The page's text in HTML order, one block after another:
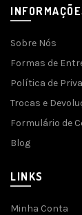
Sobre Nós
Formas de
Política de
Trocas e
Formulário de
Blog
LINKS
Minha Conta